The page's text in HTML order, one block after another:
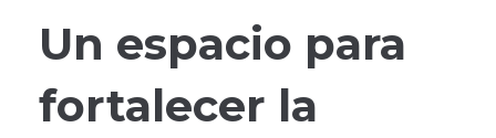
Un espacio para
fortalecer la